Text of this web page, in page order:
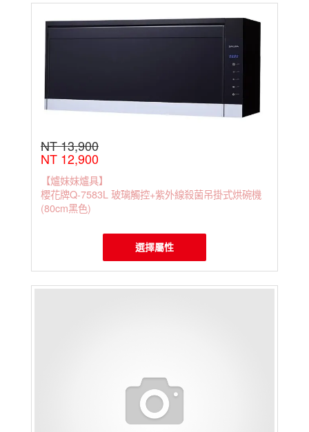
NT 13,900
NT 12,900
【爐妹妹爐具】
櫻花牌Q-7583L 玻璃觸控+紫外線殺菌吊掛式烘碗機
(80cm黑色)
選擇屬性